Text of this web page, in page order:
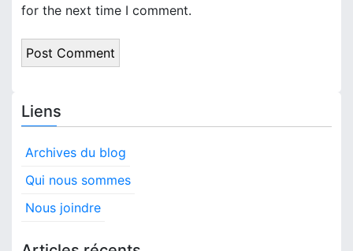
for the next time I comment.
Liens
Archives du blog
Qui nous sommes
Nous joindre